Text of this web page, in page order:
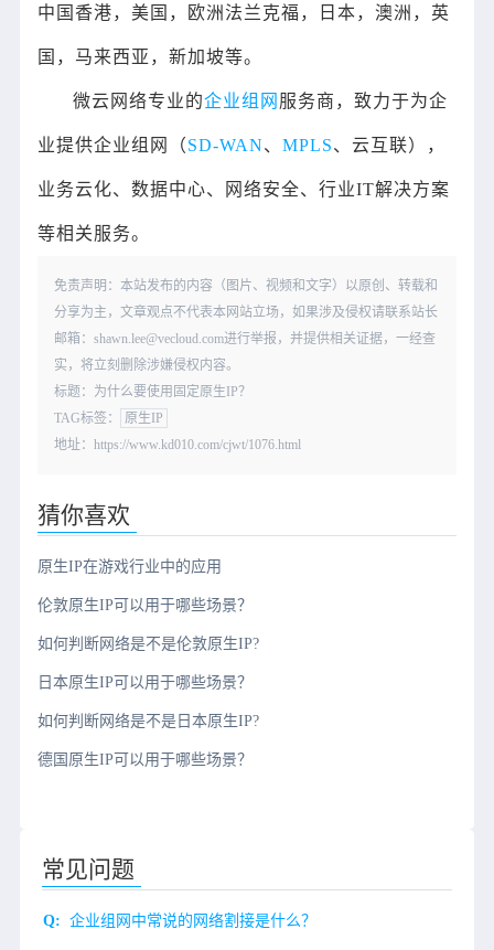
中国香港，美国，欧洲法兰克福，日本，澳洲，英
国，马来西亚，新加坡等。
微云网络专业的企业组网 服务商，致力于为企
业提供企业组网（SD-WAN、MPLS、云互联），
业务云化、数据中心、网络安全、行业IT解决方案
等相关服务。
免责声明：本站发布的内容（图片、视频和文字）以原创、转载和
分享为主，文章观点不代表本网站立场，如果涉及侵权请联系站长
邮箱：shawn.lee@vecloud.com进行举报，并提供相关证据，一经查
实，将立刻删除涉嫌侵权内容。
标题：为什么要使用固定原生IP？
TAG标签：
原生IP
地址：https://www.kd010.com/cjwt/1076.html
猜你喜欢
原生IP在游戏行业中的应用
伦敦原生IP可以用于哪些场景？
如何判断网络是不是伦敦原生IP?
日本原生IP可以用于哪些场景？
如何判断网络是不是日本原生IP?
德国原生IP可以用于哪些场景？
常见问题
企业组网中常说的网络割接是什么？